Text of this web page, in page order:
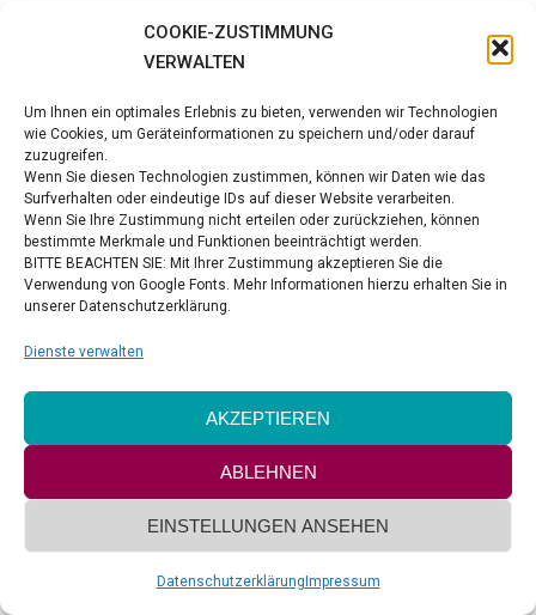
COOKIE-ZUSTIMMUNG
VERWALTEN
Um Ihnen ein optimales Erlebnis zu bieten, verwenden wir Technologien
wie Cookies, um Geräteinformationen zu speichern und/oder darauf
zuzugreifen.
Wenn Sie diesen Technologien zustimmen, können wir Daten wie das
Surfverhalten oder eindeutige IDs auf dieser Website verarbeiten.
Wenn Sie Ihre Zustimmung nicht erteilen oder zurückziehen, können
bestimmte Merkmale und Funktionen beeinträchtigt werden.
BITTE BEACHTEN SIE: Mit Ihrer Zustimmung akzeptieren Sie die
Verwendung von Google Fonts. Mehr Informationen hierzu erhalten Sie in
unserer Datenschutzerklärung.
Dienste verwalten
AKZEPTIEREN
ABLEHNEN
EINSTELLUNGEN ANSEHEN
Datenschutzerklärung Impressum